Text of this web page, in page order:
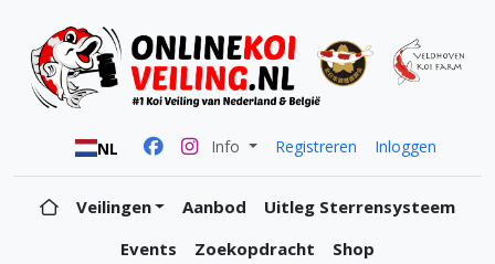
NL Info Registreren Inloggen
Veilingen Aanbod
Uitleg Sterrensysteem
Events
Zoekopdracht Shop